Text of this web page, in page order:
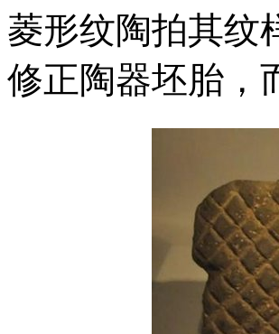
菱形纹陶拍其纹
修正陶器坯胎，